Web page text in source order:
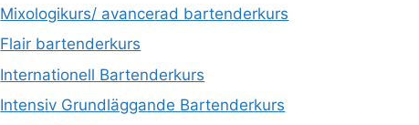
Mixologikurs/ avancerad bartenderkurs
Flair bartenderkurs
Internationell Bartenderkurs​
Intensiv Grundläggande Bartenderkurs